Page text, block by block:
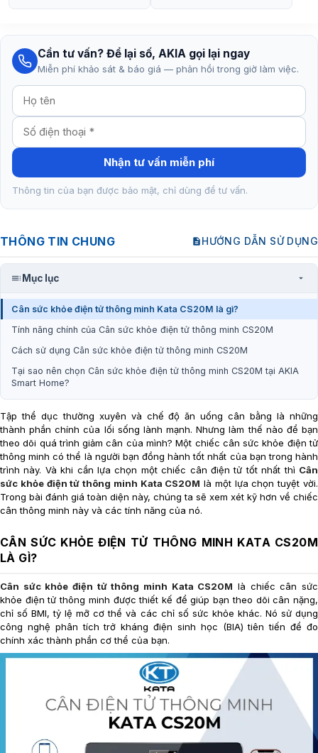
Cần tư vấn? Để lại số, AKIA gọi lại ngay
Miễn phí khảo sát & báo giá — phản hồi trong giờ làm việc.
Nhận tư vấn miễn phí
Thông tin của bạn được bảo mật, chỉ dùng để tư vấn.
THÔNG TIN CHUNG HƯỚNG DẪN SỬ DỤNG
Mục lục
Cân sức khỏe điện tử thông minh Kata CS20M là gì?
Tính năng chính của Cân sức khỏe điện tử thông minh CS20M
Cách sử dụng Cân sức khỏe điện tử thông minh CS20M
Tại sao nên chọn Cân sức khỏe điện tử thông minh CS20M tại AKIA
Smart Home?
Tập thể dục thường xuyên và chế độ ăn uống cân bằng là những
thành phần chính của lối sống lành mạnh. Nhưng làm thế nào để bạn
theo dõi quá trình giảm cân của mình? Một chiếc cân sức khỏe điện tử
thông minh có thể là người bạn đồng hành tốt nhất của bạn trong hành
trình này. Và khi cần lựa chọn một chiếc cân điện tử tốt nhất thì Cân
sức khỏe điện tử thông minh Kata CS20M là một lựa chọn tuyệt vời.
Trong bài đánh giá toàn diện này, chúng ta sẽ xem xét kỹ hơn về chiếc
cân thông minh này và các tính năng của nó.
CÂN SỨC KHỎE ĐIỆN TỬ THÔNG MINH KATA CS20M
LÀ GÌ?
Cân sức khỏe điện tử thông minh Kata CS20M là chiếc cân sức
khỏe điện tử thông minh được thiết kế để giúp bạn theo dõi cân nặng,
chỉ số BMI, tỷ lệ mỡ cơ thể và các chỉ số sức khỏe khác. Nó sử dụng
công nghệ phân tích trở kháng điện sinh học (BIA) tiên tiến để đo
chính xác thành phần cơ thể của bạn.